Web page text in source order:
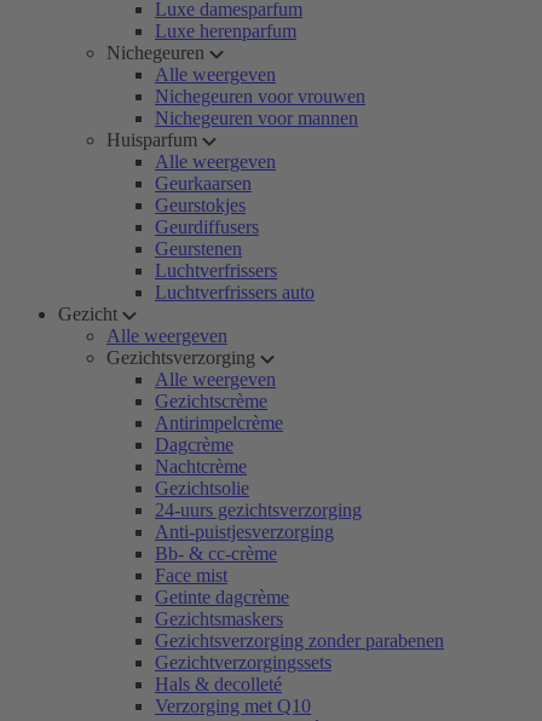
Luxe damesparfum
Luxe herenparfum
Nichegeuren
Alle weergeven
Nichegeuren voor vrouwen
Nichegeuren voor mannen
Huisparfum
Alle weergeven
Geurkaarsen
Geurstokjes
Geurdiffusers
Geurstenen
Luchtverfrissers
Luchtverfrissers auto
Gezicht
Alle weergeven
Gezichtsverzorging
Alle weergeven
Gezichtscrème
Antirimpelcrème
Dagcrème
Nachtcrème
Gezichtsolie
24-uurs gezichtsverzorging
Anti-puistjesverzorging
Bb- & cc-crème
Face mist
Getinte dagcrème
Gezichtsmaskers
Gezichtsverzorging zonder parabenen
Gezichtverzorgingssets
Hals & decolleté
Verzorging met Q10